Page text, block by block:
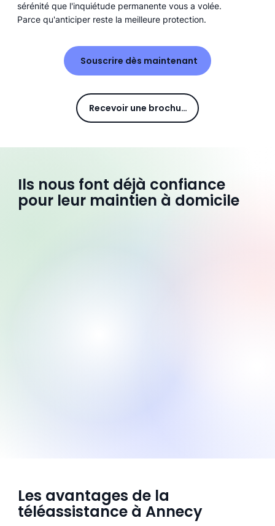
sérénité que l'inquiétude permanente vous a volée.
Parce qu'anticiper reste la meilleure protection.
Souscrire dès maintenant
Recevoir une brochure
Ils nous font déjà confiance
pour leur maintien à domicile
Les avantages de la
téléassistance à Annecy